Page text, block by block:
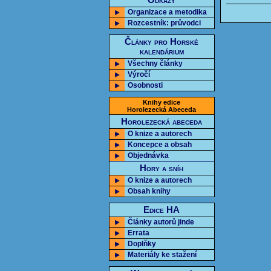
Organizace a metodika
Rozcestník: průvodci
Články pro Horské
kalendárium
Všechny články
Výročí
Osobnosti
Knihy edice
Horolezecká Abeceda
Horolezecká abeceda
O knize a autorech
Koncepce a obsah
Objednávka
Hory a sníh
O knize a autorech
Obsah knihy
Edice HA
Články autorů jinde
Errata
Doplňky
Materiály ke stažení